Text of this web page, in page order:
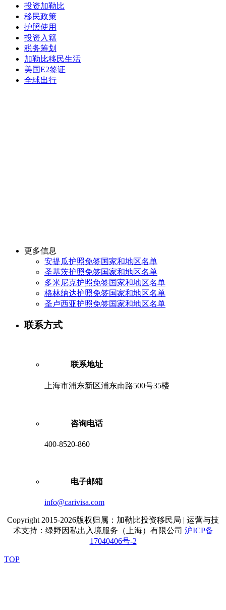
投资加勒比
移民政策
护照使用
投资入籍
税务筹划
加勒比移民生活
美国E2签证
全球出行
更多信息
安提瓜护照免签国家和地区名单
圣基茨护照免签国家和地区名单
多米尼克护照免签国家和地区名单
格林纳达护照免签国家和地区名单
圣卢西亚护照免签国家和地区名单
联系方式
联系地址
上海市浦东新区浦东南路500号35楼
咨询电话
400-8520-860
电子邮箱
info@carivisa.com
Copyright 2015-2026版权归属：加勒比投资移民局 | 运营与技
术支持：绿野因私出入境服务（上海）有限公司 沪ICP备
17040406号-2
TOP